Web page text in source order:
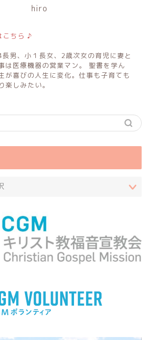
hiro
ちら ♪
長男、小１長女、2歳次女の育児に妻と
は医療機器の営業マン。 聖書を学ん
が喜びの人生に変化。仕事も子育ても
楽しみたい。